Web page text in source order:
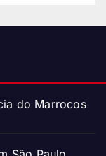
do Marrocos